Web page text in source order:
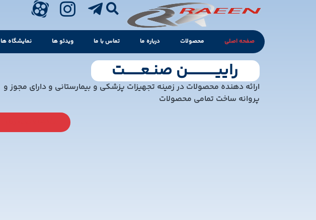
صفحه اصلی محصولات درباره ما تماس با ما ویدئو ها نمایشگاه ها
راییـــــــــــن صنـعــــــت
ارائه دهنده محصولات در زمینه تجهیزات پزشکی و بیمارستانی و دارای مجوز و
پروانه ساخت تمامی محصولات